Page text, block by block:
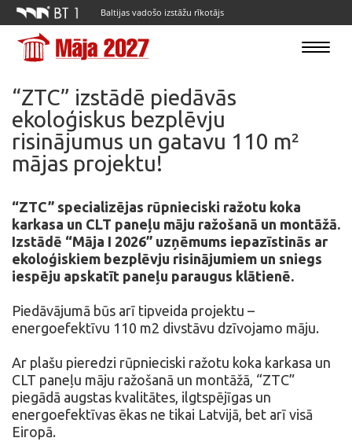
Baltijas vadošo izstāžu rīkotājs
Toggle
“ZTC” izstādē piedāvās
ekoloģiskus bezplēvju
risinājumus un gatavu 110 m²
mājas projektu!
“ZTC” specializējas rūpnieciski ražotu koka
karkasa un CLT paneļu māju ražošanā un montāžā.
Izstādē “Māja I 2026” uzņēmums iepazīstinās ar
ekoloģiskiem bezplēvju risinājumiem un sniegs
iespēju apskatīt paneļu paraugus klātienē.
Piedāvājumā būs arī tipveida projektu –
energoefektīvu 110 m2 divstāvu dzīvojamo māju.
Ar plašu pieredzi rūpnieciski ražotu koka karkasa un
CLT paneļu māju ražošanā un montāžā, “ZTC”
piegādā augstas kvalitātes, ilgtspējīgas un
energoefektīvas ēkas ne tikai Latvijā, bet arī visā
Eiropā.